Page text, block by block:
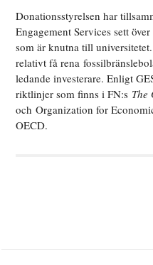
Donationsstyrelsen har
Engagement Services sett
som är knutna till
relativt få rena
ledande investerare. Enligt
riktlinjer som finns i FN:s The
och Organization for
OECD.